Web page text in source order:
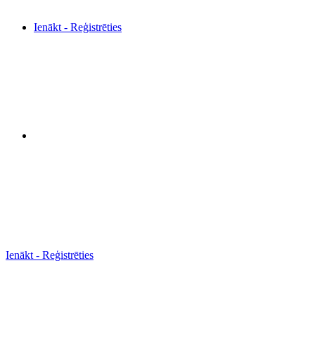
Ienākt - Reģistrēties
Ienākt - Reģistrēties